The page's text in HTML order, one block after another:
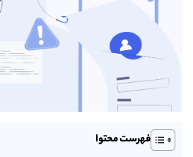
فهرست محتوا